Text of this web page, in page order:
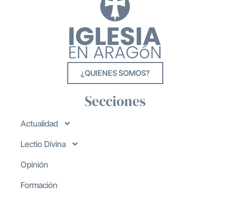
¿QUIENES SOMOS?
Secciones
Actualidad
Lectio Divina
Opinión
Formación